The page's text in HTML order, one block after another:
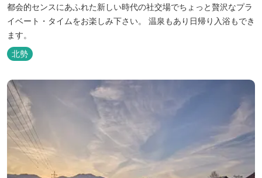
都会的センスにあふれた新しい時代の社交場でちょっと贅沢なプラ
イベート・タイムをお楽しみ下さい。 温泉もあり日帰り入浴もでき
ます。
北勢